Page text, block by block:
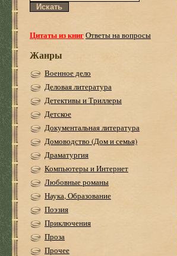
Цитаты из книгОтветы на вопросы
Жанры
Военное дело
Деловая литература
Детективы и Триллеры
Детское
Документальная литература
Домоводство (Дом и семья)
Драматургия
Компьютеры и Интернет
Любовные романы
Наука, Образование
Поэзия
Приключения
Проза
Прочее